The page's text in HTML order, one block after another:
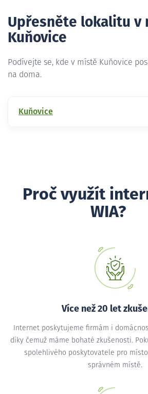
Upřesněte lokalitu v
Kuňovice
Podívejte se, kde v místě Kuňovice
na doma.
Kuňovice
Proč využít
WIA?
Více než 20 let
Internet poskytujeme firmám i
díky čemuž máme bohaté zkušenosti.
spolehlivého poskytovatele pro
správném místě.